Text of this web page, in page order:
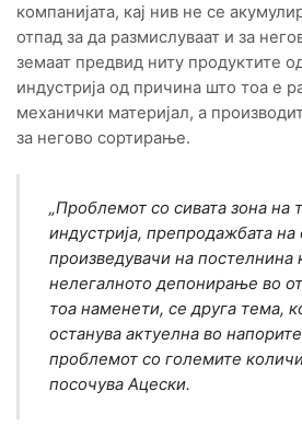
компанијата, кај нив не се
отпад за да размислуваат и за
земаат предвид ниту продуктите
индустрија од причина што тоа е
механички материјал, а
за негово сортирање.
„Проблемот со сивата зона на
индустрија, препродажбата на
произведувачи на постелнина
нелегалното депонирање во
тоа наменети, се друга тема,
останува актуелна во
проблемот со големите
посочува Ацески.